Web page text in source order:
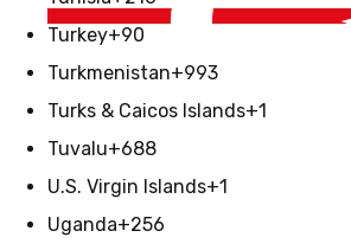
Turkey+90
Turkmenistan+993
Turks & Caicos Islands+1
Tuvalu+688
U.S. Virgin Islands+1
Uganda+256